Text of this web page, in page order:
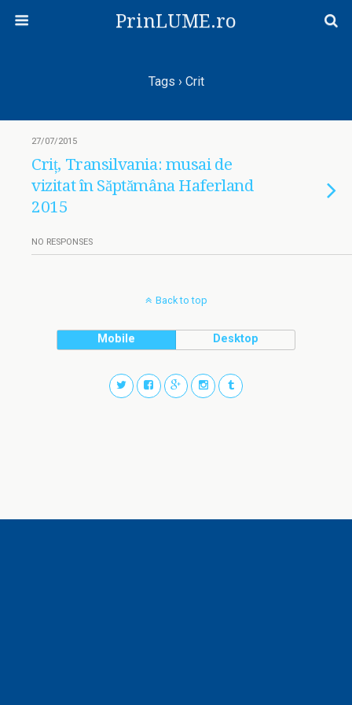
PrinLUME.ro
Tags › Crit
27/07/2015
Criț, Transilvania: musai de
vizitat în Săptămâna Haferland
2015
NO RESPONSES
Back to top
Mobile Desktop